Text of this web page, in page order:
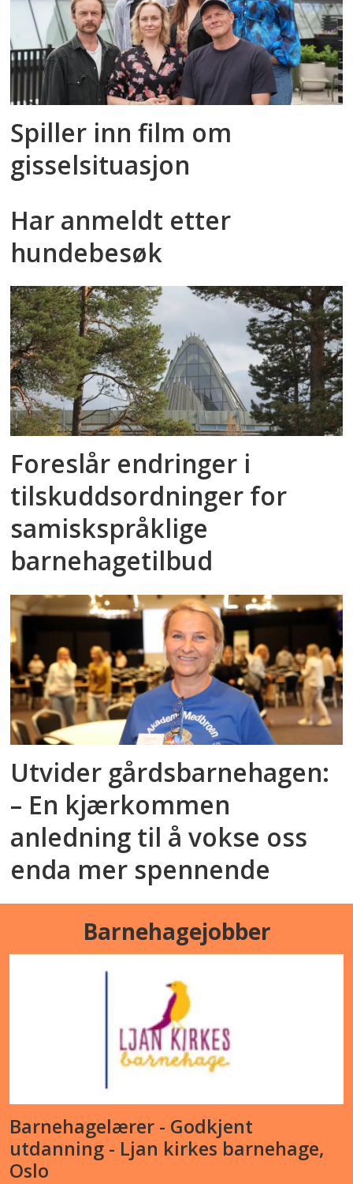
Spiller inn film om
gisselsituasjon
Har anmeldt etter
hundebesøk
Foreslår endringer i
tilskuddsordninger for
samiskspråklige
barnehagetilbud
Utvider gårdsbarnehagen:
– En kjærkommen
anledning til å vokse oss
enda mer spennende
Barnehagejobber
Barnehagelærer - Godkjent
utdanning - Ljan kirkes barnehage,
Oslo